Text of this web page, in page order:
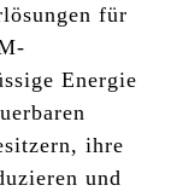
für
Energie
ihre
und